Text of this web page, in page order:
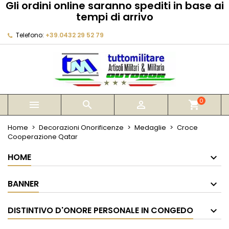
Gli ordini online saranno spediti in base ai
tempi di arrivo
Telefono: +39.0432 29 52 79
   shopping_cart0
Home Decorazioni Onorificenze Medaglie
Croce
Cooperazione Qatar
HOME
BANNER
DISTINTIVO D'ONORE PERSONALE IN CONGEDO
My wishlists
add_circle_outline Create new list
Crea lista dei desideri
Annulla Crea lista dei desideri
Devi avere effettuato l'accesso per salvare dei
prodotti nella tua lista dei desideri.
Annulla